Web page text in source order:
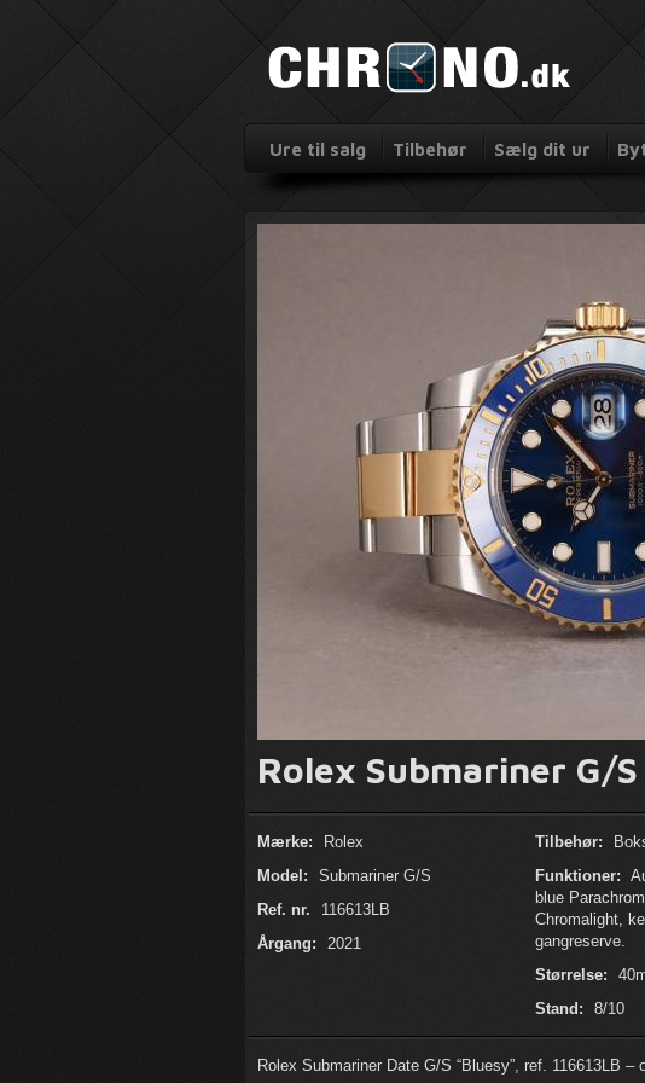
Ure til salg Tilbehør Sælg dit ur
Rolex Submariner G/
Mærke:
Rolex
Model:
Submariner G/S
Ref. nr.
116613LB
Årgang:
2021
Tilbehør:
Funktioner:
blue
Chromalight,
gangreserve.
Størrelse:
Stand:
8/10
Rolex Submariner Date G/S “Bluesy”, ref. 116613LB